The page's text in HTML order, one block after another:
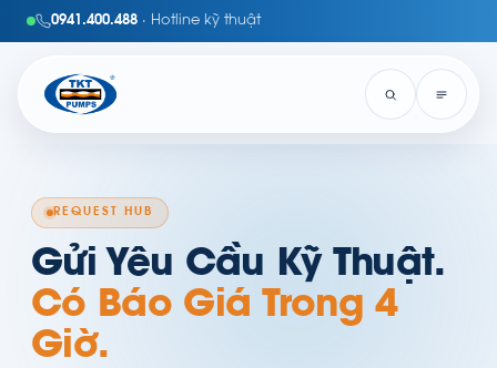
0941.400.488 · Hotline kỹ thuật
REQUEST HUB
Gửi Yêu Cầu Kỹ Thuật.
Có Báo Giá Trong 4
Giờ.